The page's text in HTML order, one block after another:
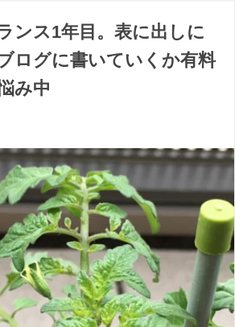
ンス1年目。表に出しに
ログに書いていくか有料
み中